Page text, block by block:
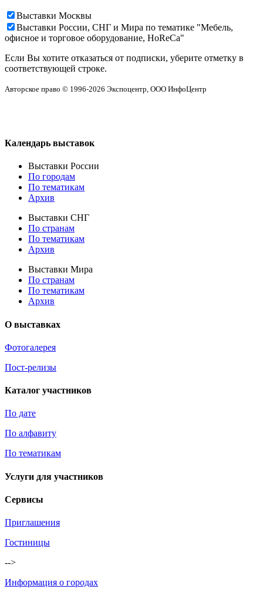
Выставки Москвы
Выставки России, СНГ и Мира по тематике "Мебель,
офисное и торговое оборудование, HoReCa"
Если Вы хотите отказаться от подписки, уберите отметку в
соответствующей строке.
Авторское право © 1996-2026 Экспоцентр, ООО ИнфоЦентр
Календарь выставок
Выставки России
По городам
По тематикам
Архив
Выставки СНГ
По странам
По тематикам
Архив
Выставки Мира
По странам
По тематикам
Архив
О выставках
Фотогалерея
Пост-релизы
Каталог участников
По дате
По алфавиту
По тематикам
Услуги для участников
Сервисы
Приглашения
Гостиницы
-->
Информация о городах